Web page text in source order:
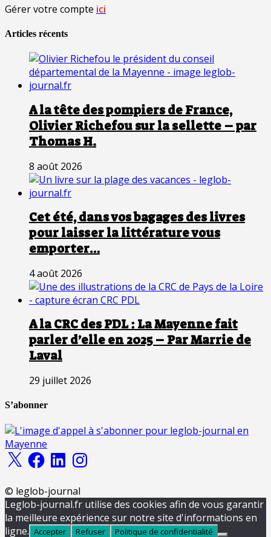
Gérer votre compte ici
Articles récents
A la tête des pompiers de France,
Olivier Richefou sur la sellette – par
Thomas H.
8 août 2026
Cet été, dans vos bagages des livres
pour laisser la littérature vous
emporter…
4 août 2026
A la CRC des PDL : La Mayenne fait
parler d’elle en 2025 – Par Marrie de
Laval
29 juillet 2026
S’abonner
X FacebookLinkedInInstagram
© leglob-journal
Leglob-journal.fr utilise des cookies afin de vous garantir
la meilleure expérience sur notre site d'informations en
ligne. Accepter Refuser Politique de confidentialité